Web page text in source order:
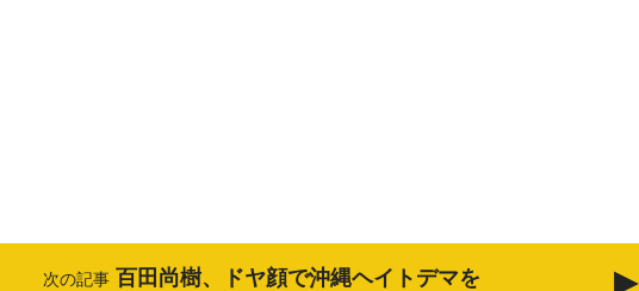
次の記事 百田尚樹、ドヤ顔で沖縄ヘイトデマを